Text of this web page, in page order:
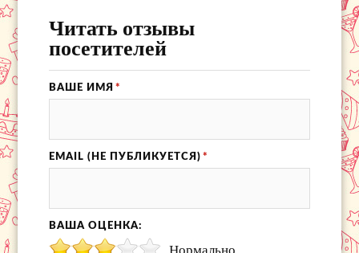
Читать отзывы
посетителей
ВАШЕ ИМЯ *
EMAIL (НЕ ПУБЛИКУЕТСЯ) *
ВАША ОЦЕНКА: